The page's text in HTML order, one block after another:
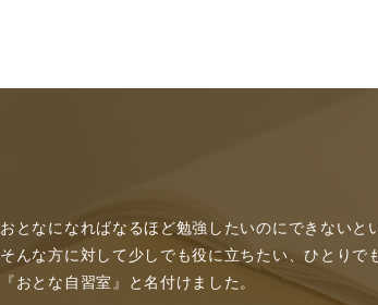
おとなになればなるほど勉強したいのにできないと
そんな方に対して少しでも役に立ちたい、ひとり
『おとな自習室』と名付けました。